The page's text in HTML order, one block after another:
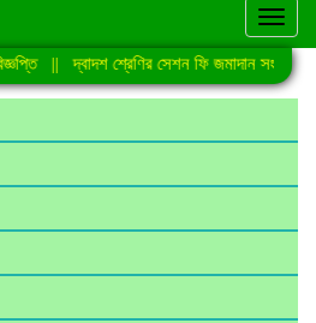
|| দ্বাদশ শ্রেণির সেশন ফি জমাদান সংক্রান্ত